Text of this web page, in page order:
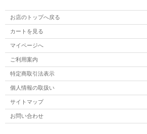
するために、ロスパン詰合せを販売することになりま
・商品内容の指定はできませんが、80サイズの箱に詰
す。お支払い方法によっては、別途決済手数料は掛か
す。ぜひお試しください。
・1回のご注文につき、1個限りとさせて頂きます。ま
頂けませんのでご了承ください。
・アレルギーの方への対応ができません。ご心配のあ
・冷凍便でお送りいたしますが、予冷ができないため
あります。
【保存方法】
お店のトップへ戻る
カートを見る
マイページへ
ご利用案内
特定商取引法表示
個人情報の取扱い
サイトマップ
お問い合わせ